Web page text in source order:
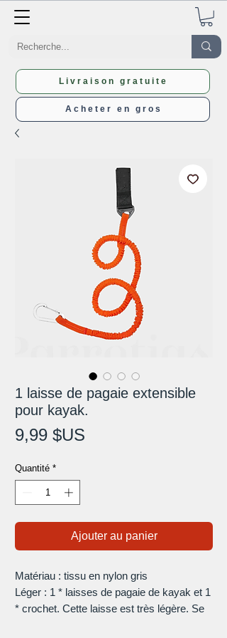
Livraison gratuite
Acheter en gros
1 laisse de pagaie extensible
pour kayak.
9,99 $US
Quantité *
Ajouter au panier
Matériau : tissu en nylon gris
Léger : 1 * laisses de pagaie de kayak et 1
* crochet. Cette laisse est très légère. Se